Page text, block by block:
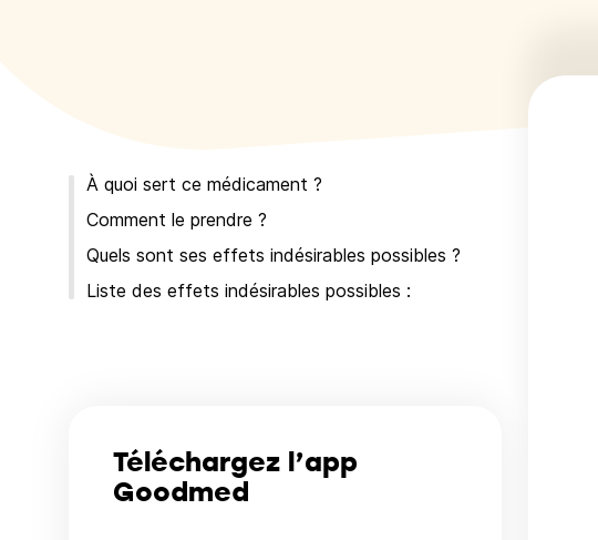
À quoi sert ce médicament ?
Comment le prendre ?
Quels sont ses effets indésirables possibles ?
Liste des effets indésirables possibles :
Téléchargez l’app
Goodmed